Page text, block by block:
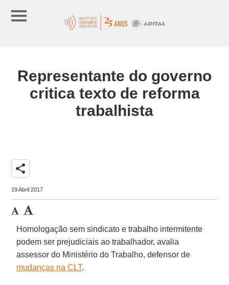
Representante do governo
critica texto de reforma
trabalhista
share
19 Abril 2017
Homologação sem sindicato e trabalho intermitente
podem ser prejudiciais ao trabalhador, avalia
assessor do Ministério do Trabalho, defensor de
mudanças na CLT.